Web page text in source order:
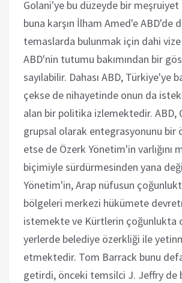
Golani'ye bu düzeyde bir meşruiyet
buna karşın İlham Amed'e ABD'de
temaslarda bulunmak için dahi
ABD'nin tutumu bakımından bir
sayılabilir. Dahası ABD, Türkiye'ye
çekse de nihayetinde onun da
alan bir politika izlemektedir. ABD,
grupsal olarak entegrasyonunu bir
etse de Özerk Yönetim'in varlığını
biçimiyle sürdürmesinden yana
Yönetim'in, Arap nüfusun
bölgeleri merkezi hükümete
istemekte ve Kürtlerin çoğunlukta
yerlerde belediye özerkliği ile
etmektedir. Tom Barrack bunu
getirdi, önceki temsilci J. Jeffry de